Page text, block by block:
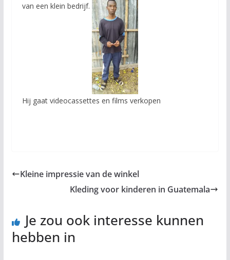
van een klein bedrijf.
Hij gaat videocassettes en films verkopen
Kleine impressie van de winkel
Kleding voor kinderen in Guatemala
Je zou ook interesse kunnen
hebben in